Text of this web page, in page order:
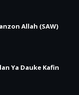
Allah (SAW)
Ya Dauke Kafin